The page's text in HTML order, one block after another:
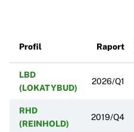
Profil Raport
LBD
(LOKATYBUD)
2026/Q1
RHD
(REINHOLD)
2019/Q4